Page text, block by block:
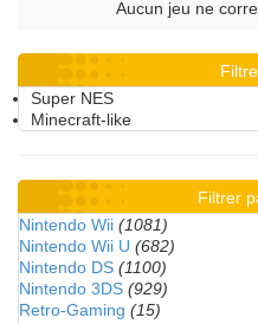
Aucun jeu ne
Super NES
Minecraft-like
Filtrer
Nintendo Wii (1081)
Nintendo Wii U (682)
Nintendo DS (1100)
Nintendo 3DS (929)
Retro-Gaming (15)